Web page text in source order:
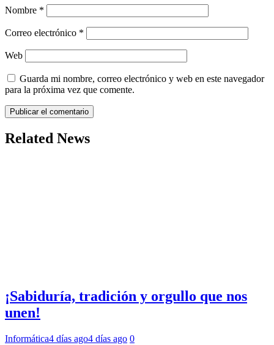
Nombre *
Correo electrónico *
Web
Guarda mi nombre, correo electrónico y web en este navegador
para la próxima vez que comente.
Related News
¡Sabiduría, tradición y orgullo que nos
unen!
Informática4 días ago4 días ago 0